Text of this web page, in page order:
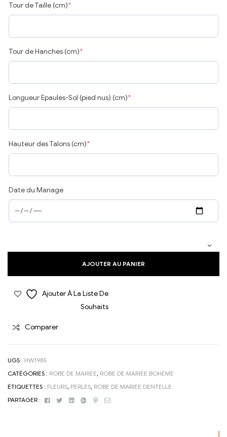
Tour de Taille (cm)*
Tour de Hanches (cm)*
Longueur Epaules-Sol (pied nus) (cm)*
Hauteur des Talons (cm)*
Date du Mariage
AJOUTER AU PANIER
Ajouter À La Liste De
Souhaits
Comparer
UGS : HW1985
CATÉGORIES : ROBE DE MARIÉE, ROBE DE MARIÉE BOHÈME
ÉTIQUETTES : FLEURS, PERLES, ROBE DE MARIÉE DENTELLE
PARTAGER :
FacebookTwitterLinkedinGoogle+Pinterest
Email